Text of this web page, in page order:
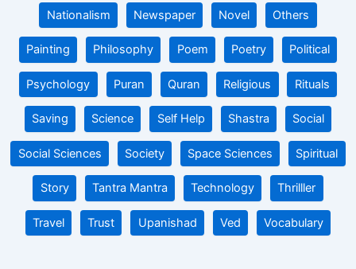
Nationalism Newspaper Novel Others
Painting Philosophy Poem Poetry Political
Psychology Puran Quran Religious Rituals
Saving Science Self Help Shastra Social
Social Sciences Society Space Sciences Spiritual
Story Tantra Mantra Technology Thrilller
Travel Trust Upanishad Ved Vocabulary